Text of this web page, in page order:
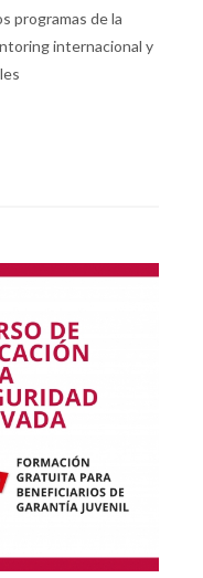
programas de la
internacional y